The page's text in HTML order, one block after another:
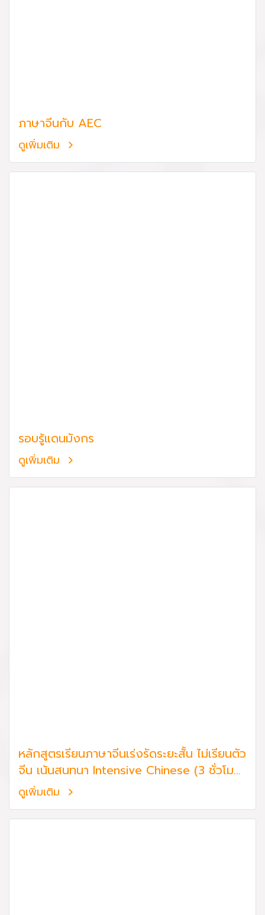
ภาษาจีนกับ AEC
ดูเพิ่มเติม
รอบรู้แดนมังกร
ดูเพิ่มเติม
หลักสูตรเรียนภาษาจีนเร่งรัดระยะสั้น ไม่เรียนตัว
จีน เน้นสนทนา Intensive Chinese (3 ชั่วโมง
เท่านั้น)
ดูเพิ่มเติม